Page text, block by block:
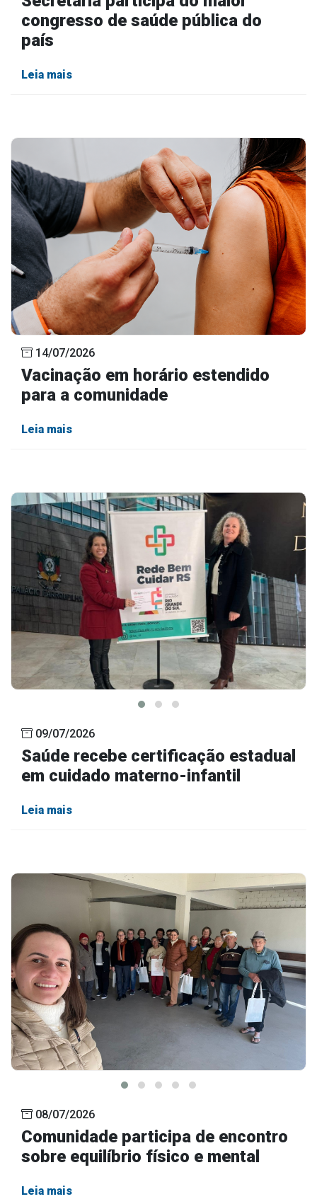
congresso de saúde pública do
país
Leia mais
14/07/2026
Vacinação em horário estendido
para a comunidade
Leia mais
09/07/2026
Saúde recebe certificação estadual
em cuidado materno-infantil
Leia mais
08/07/2026
Comunidade participa de encontro
sobre equilíbrio físico e mental
Leia mais